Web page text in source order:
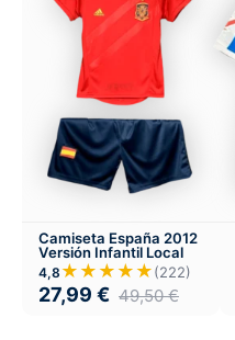
Camiseta España 2012
Versión Infantil Local
4,8 ★★★★★(222)
27,99 € 49,50€